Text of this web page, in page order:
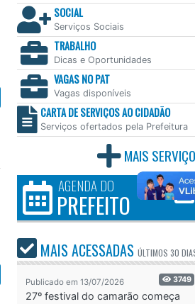
SOCIAL
Serviços Sociais
TRABALHO
Dicas e Oportunidades
VAGAS NO PAT
Vagas disponíveis
CARTA DE SERVIÇOS AO CIDADÃO
Serviços ofertados pela Prefeitura
MAIS
AGENDA DO
PREFEITO
MAIS ACESSADAS ÚLTIMOS 30
Publicado em 13/07/2026 3749
27º festival do camarão começa